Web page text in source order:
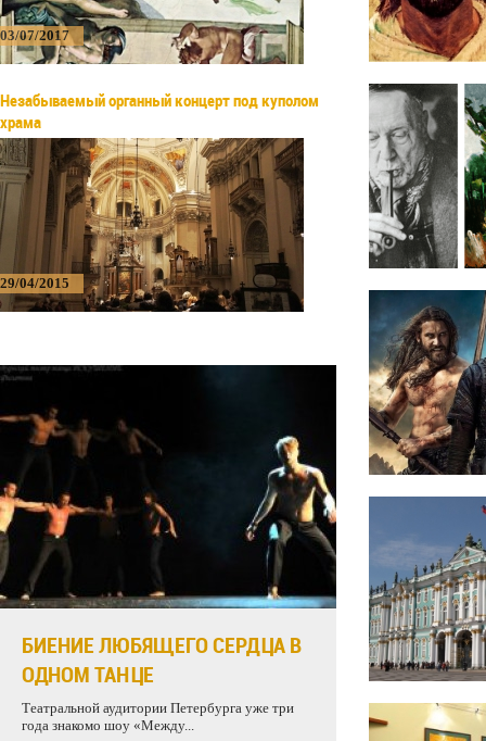
03/07/2017
Незабываемый органный концерт под куполом
храма
29/04/2015
БИЕНИЕ ЛЮБЯЩЕГО СЕРДЦА В
ОДНОМ ТАНЦЕ
Театральной аудитории Петербурга уже три
года знакомо шоу «Между...